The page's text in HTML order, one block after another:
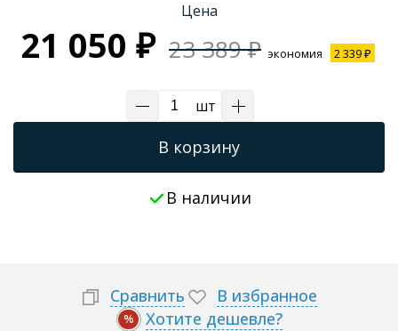
Цена
21 050 ₽ 23 389 ₽ экономия 2 339 ₽
шт
В корзину
В наличии
Сравнить В избранное
% Хотите дешевле?